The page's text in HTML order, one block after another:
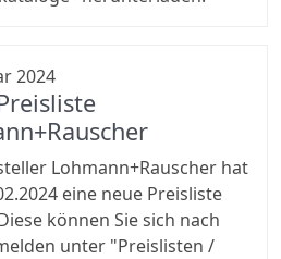
2024
Lohmann+Rauscher hat
eine neue Preisliste
können Sie sich nach
unter "Preislisten /